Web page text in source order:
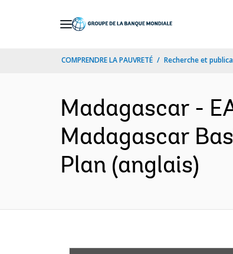
COMPRENDRE LA PAUVRETÉ Recherche et
Madagascar -
Madagascar
Plan (anglais)